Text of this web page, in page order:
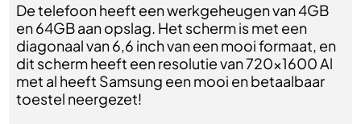
De telefoon heeft een werkgeheugen van 4GB
en 64GB aan opslag. Het scherm is met een
diagonaal van 6,6 inch van een mooi formaat, en
dit scherm heeft een resolutie van 720x1600 Al
met al heeft Samsung een mooi en betaalbaar
toestel neergezet!